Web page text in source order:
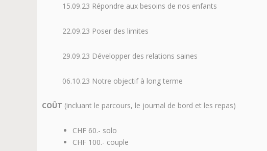
15.09.23 Répondre aux besoins de nos enfants
22.09.23 Poser des limites
29.09.23 Développer des relations saines
06.10.23 Notre objectif à long terme
COÛT (incluant le parcours, le journal de bord et les repas)
CHF 60.- solo
CHF 100.- couple